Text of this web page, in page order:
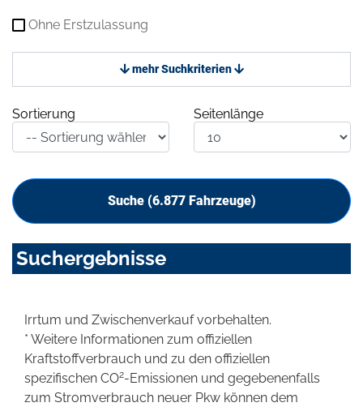
Ohne Erstzulassung
mehr Suchkriterien
Sortierung Seitenlänge
Suche (6.877Fahrzeuge)
Suchergebnisse
Irrtum und Zwischenverkauf vorbehalten.
* Weitere Informationen zum offiziellen
Kraftstoffverbrauch und zu den offiziellen
spezifischen CO2-Emissionen und gegebenenfalls
zum Stromverbrauch neuer Pkw können dem